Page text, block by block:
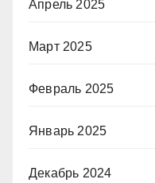
Апрель 2025
Март 2025
Февраль 2025
Январь 2025
Декабрь 2024